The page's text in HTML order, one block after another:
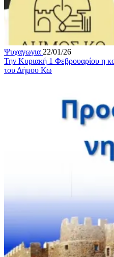
Ψυχαγωγια 22/01/26
Την Κυριακή 1 Φεβρουαρίου η
του Δήμου Κω